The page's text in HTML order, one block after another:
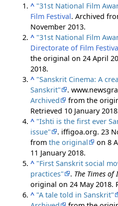
^ "31st National Film
Film Festival. Archived
November 2013.
^ "31st National Film
Directorate of Film
the original on 24 April
2018.
^ "Sanskrit Cinema: A
Sanskrit"
.
Archived
from the
Retrieved 10 January2018
^ "Ishti is the first ever
issue"
. iffigoa.org. 23
fromthe original on 8
11 January2018.
^ "First Sanskrit social
practices"
. The Times of
original on 24 May 2018.
^ "A tale told in Sanskrit"